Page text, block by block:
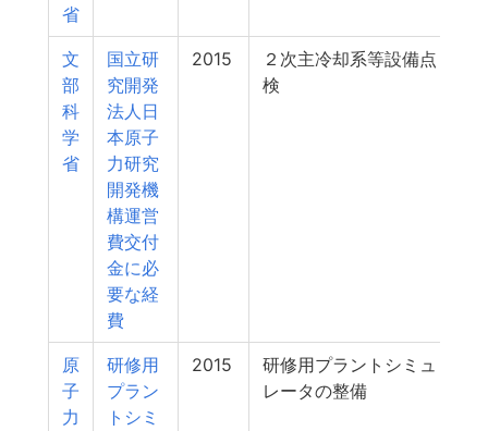
省
文
部
科
学
省
国立研
究開発
法人日
本原子
力研究
開発機
構運営
費交付
金に必
要な経
費
2015
２次主冷却系等設備点
検
原
子
力
研修用
プラン
トシミ
2015
研修用プラントシミュ
レータの整備